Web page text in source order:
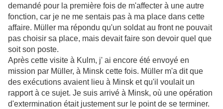
demandé pour la première fois de m'affecter à une autre
fonction, car je ne me sentais pas à ma place dans cette
affaire. Müller ma répondu qu'un soldat au front ne pouvait
pas choisir sa place, mais devait faire son devoir quel que
soit son poste.
Après cette visite à Kulm, j' ai encore été envoyé en
mission par Müller, à Minsk cette fois. Müller m'a dit que
des exécutions avaient lieu à Minsk et qu'il voulait un
rapport à ce sujet. Je suis arrivé à Minsk, où une opération
d'extermination était justement sur le point de se terminer.